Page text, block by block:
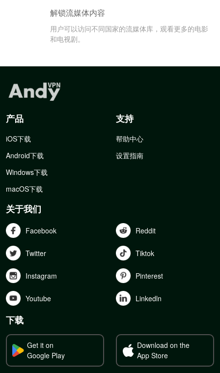
解锁流媒体内容
用户可以访问不同国家的流媒体库，观看更多的电影
和电视剧。
产品
iOS下载
Android下载
Windows下载
macOS下载
支持
帮助中心
设置指南
关于我们
Facebook Reddit
Twitter Tiktok
Instagram Pinterest
Youtube Linkedln
下载
Get it on
Google Play
Download on the
App Store